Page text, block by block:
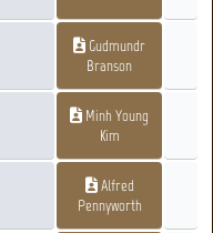
Gudmundr
Branson
Minh Young
Kim
Alfred
Pennyworth